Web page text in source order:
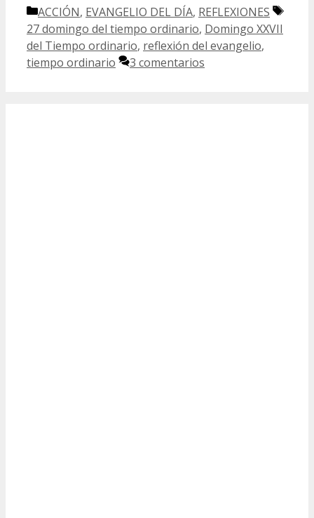
Categorías
ACCIÓN, EVANGELIO DEL DÍA, REFLEXIONES
27 domingo del tiempo ordinario, Domingo XXVII
del Tiempo ordinario, reflexión del evangelio,
tiempo ordinario
3 comentarios